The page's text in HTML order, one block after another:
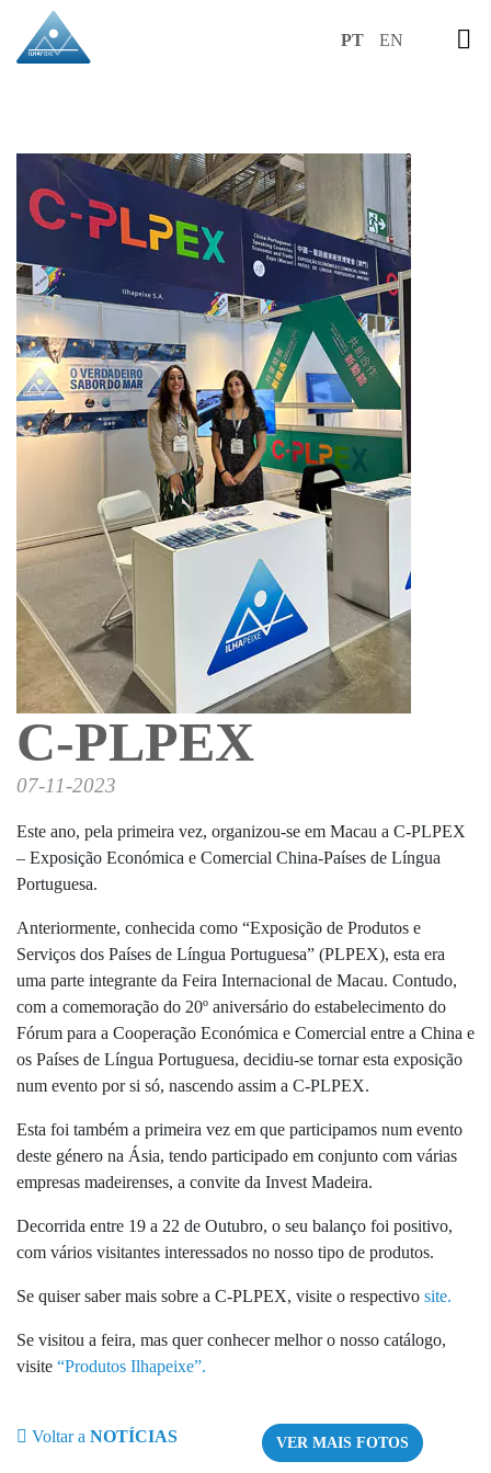
PT EN
C-PLPEX
07-11-2023
Este ano, pela primeira vez, organizou-se em Macau a C-PLPEX
– Exposição Económica e Comercial China-Países de Língua
Portuguesa.
Anteriormente, conhecida como “Exposição de Produtos e
Serviços dos Países de Língua Portuguesa” (PLPEX), esta era
uma parte integrante da Feira Internacional de Macau. Contudo,
com a comemoração do 20º aniversário do estabelecimento do
Fórum para a Cooperação Económica e Comercial entre a China e
os Países de Língua Portuguesa, decidiu-se tornar esta exposição
num evento por si só, nascendo assim a C-PLPEX.
Esta foi também a primeira vez em que participamos num evento
deste género na Ásia, tendo participado em conjunto com várias
empresas madeirenses, a convite da Invest Madeira.
Decorrida entre 19 a 22 de Outubro, o seu balanço foi positivo,
com vários visitantes interessados no nosso tipo de produtos.
Se quiser saber mais sobre a C-PLPEX, visite o respectivo site.
Se visitou a feira, mas quer conhecer melhor o nosso catálogo,
visite “Produtos Ilhapeixe”.
Voltar a NOTÍCIAS VER MAIS FOTOS